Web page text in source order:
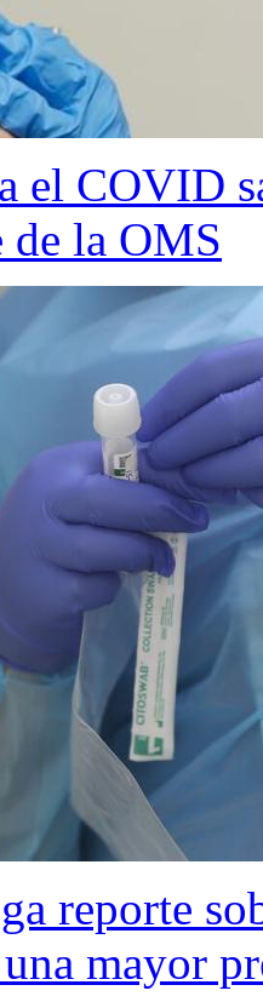
el COVID
de la OMS
reporte
mayor